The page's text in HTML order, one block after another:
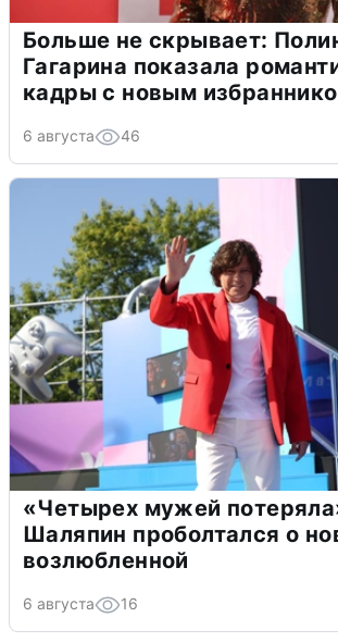
Больше не скрывает:
Гагарина показала
кадры с новым
6 августа 46
«Четырех мужей
Шаляпин проболтался о
возлюбленной
6 августа 16